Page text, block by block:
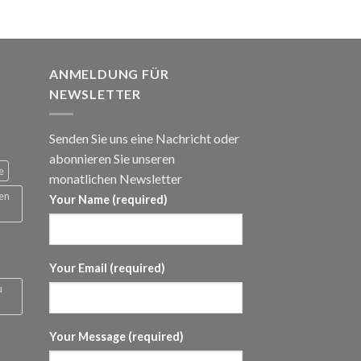
ANMELDUNG FÜR
NEWSLETTER
Senden Sie uns eine Nachricht oder
abonnieren Sie unseren
monatlichen Newsletter
Your Name (required)
Your Email (required)
Your Message (required)